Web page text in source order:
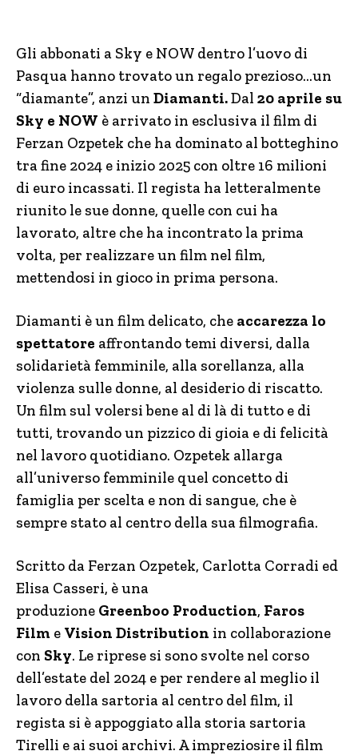
Gli abbonati a Sky e NOW dentro l’uovo di
Pasqua hanno trovato un regalo prezioso…un
“diamante”, anzi un Diamanti.Dal 20 aprile su
Sky e NOW è arrivato in esclusiva il film di
Ferzan Ozpetek che ha dominato al botteghino
tra fine 2024 e inizio 2025 con oltre 16 milioni
di euro incassati. Il regista ha letteralmente
riunito le sue donne, quelle con cui ha
lavorato, altre che ha incontrato la prima
volta, per realizzare un film nel film,
mettendosi in gioco in prima persona.
Diamanti è un film delicato, che accarezza lo
spettatore affrontando temi diversi, dalla
solidarietà femminile, alla sorellanza, alla
violenza sulle donne, al desiderio di riscatto.
Un film sul volersi bene al di là di tutto e di
tutti, trovando un pizzico di gioia e di felicità
nel lavoro quotidiano. Ozpetek allarga
all’universo femminile quel concetto di
famiglia per scelta e non di sangue, che è
sempre stato al centro della sua filmografia.
Scritto da Ferzan Ozpetek, Carlotta Corradi ed
Elisa Casseri, è una
produzione Greenboo Production, Faros
Film e Vision Distribution in collaborazione
con Sky. Le riprese si sono svolte nel corso
dell’estate del 2024 e per rendere al meglio il
lavoro della sartoria al centro del film, il
regista si è appoggiato alla storia sartoria
Tirelli e ai suoi archivi. A impreziosire il film